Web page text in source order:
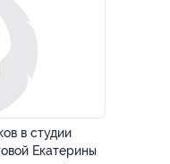
в студии
Екатерины